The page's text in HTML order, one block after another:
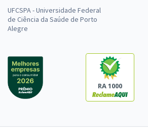
UFCSPA - Universidade Federal
de Ciência da Saúde de Porto
Alegre
RA 1000